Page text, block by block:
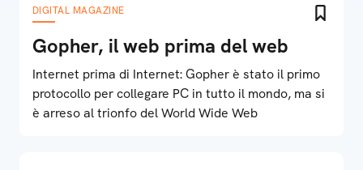
DIGITAL MAGAZINE
Gopher, il web prima del web
Internet prima di Internet: Gopher è stato il primo
protocollo per collegare PC in tutto il mondo, ma si
è arreso al trionfo del World Wide Web